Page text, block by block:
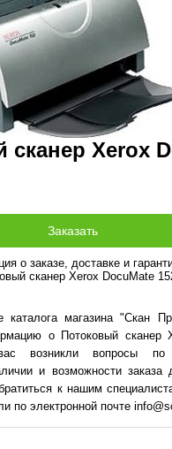
сканер Xerox
о заказе, доставке и
сканер Xerox DocuMate
каталога магазина "Скан
о Потоковый сканер
возникли вопросы по
и возможности заказа
к нашим
по электронной почте